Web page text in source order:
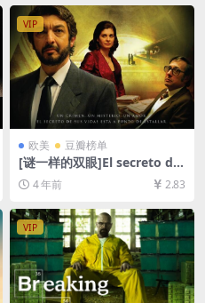
VIP
欧美 豆瓣榜单
[谜一样的双眼]El secreto de
sus ojos (2009)[百度网盘+迅
雷云盘资源1080P超清未删减]
4 年前 2.83
VIP